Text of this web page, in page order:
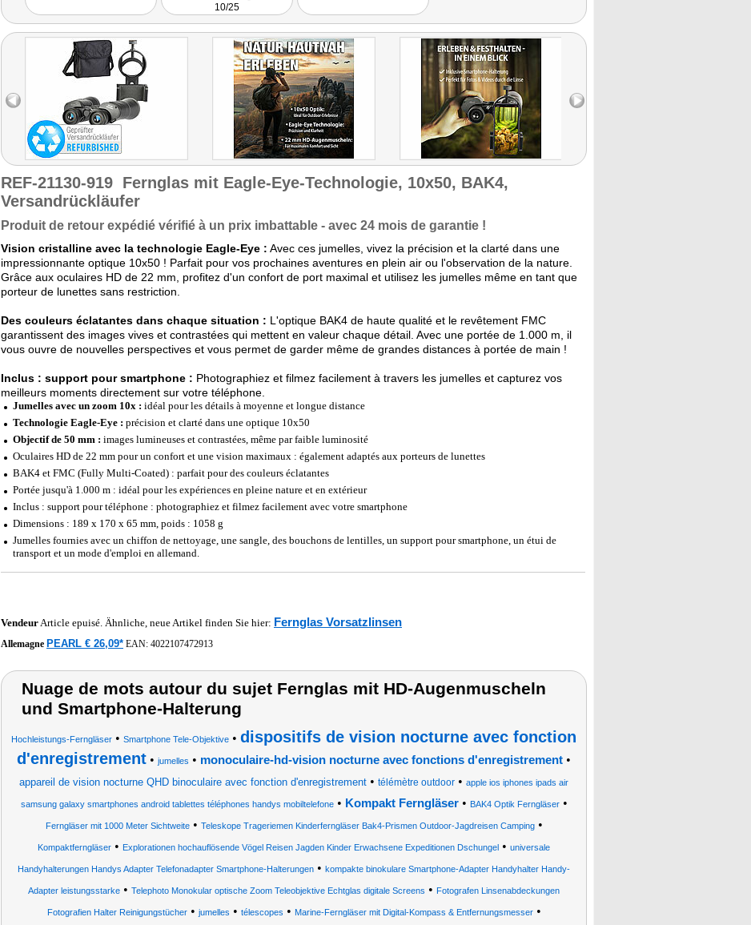
Schutzkappen, einer
Tasche und witzigem
Gadget."
10/25
REF-21130-919 Fernglas mit Eagle-Eye-Technologie, 10x50, BAK4,
Versandrückläufer
Produit de retour expédié vérifié à un prix imbattable - avec 24 mois de garantie !
Vision cristalline avec la technologie Eagle-Eye : Avec ces jumelles, vivez la précision et la clarté dans une
impressionnante optique 10x50 ! Parfait pour vos prochaines aventures en plein air ou l'observation de la nature.
Grâce aux oculaires HD de 22 mm, profitez d'un confort de port maximal et utilisez les jumelles même en tant que
porteur de lunettes sans restriction.
Des couleurs éclatantes dans chaque situation : L'optique BAK4 de haute qualité et le revêtement FMC
garantissent des images vives et contrastées qui mettent en valeur chaque détail. Avec une portée de 1.000 m, il
vous ouvre de nouvelles perspectives et vous permet de garder même de grandes distances à portée de main !
Inclus : support pour smartphone : Photographiez et filmez facilement à travers les jumelles et capturez vos
meilleurs moments directement sur votre téléphone.
Jumelles avec un zoom 10x : idéal pour les détails à moyenne et longue distance
Technologie Eagle-Eye : précision et clarté dans une optique 10x50
Objectif de 50 mm : images lumineuses et contrastées, même par faible luminosité
Oculaires HD de 22 mm pour un confort et une vision maximaux : également adaptés aux porteurs de lunettes
BAK4 et FMC (Fully Multi-Coated) : parfait pour des couleurs éclatantes
Portée jusqu'à 1.000 m : idéal pour les expériences en pleine nature et en extérieur
Inclus : support pour téléphone : photographiez et filmez facilement avec votre smartphone
Dimensions : 189 x 170 x 65 mm, poids : 1058 g
Jumelles fournies avec un chiffon de nettoyage, une sangle, des bouchons de lentilles, un support pour smartphone, un étui de
transport et un mode d'emploi en allemand.
VendeurArticle epuisé. Ähnliche, neue Artikel finden Sie hier: Fernglas Vorsatzlinsen
Allemagne PEARL € 26,09* EAN: 4022107472913
Nuage de mots autour du sujet Fernglas mit HD-Augenmuscheln
und Smartphone-Halterung
Hochleistungs-Ferngläser • Smartphone Tele-Objektive • dispositifs de vision nocturne avec fonction
d'enregistrement • jumelles • monoculaire-hd-vision nocturne avec fonctions d'enregistrement •
appareil de vision nocturne QHD binoculaire avec fonction d'enregistrement • télémètre outdoor • apple ios iphones ipads air
samsung galaxy smartphones android tablettes téléphones handys mobiltelefone• Kompakt Ferngläser• BAK4 Optik Ferngläser•
Ferngläser mit 1000 Meter Sichtweite• Teleskope Trageriemen Kinderferngläser Bak4-Prismen Outdoor-Jagdreisen Camping•
Kompaktferngläser • Explorationen hochauflösende Vögel Reisen Jagden Kinder Erwachsene Expeditionen Dschungel • universale
Handyhalterungen Handys Adapter Telefonadapter Smartphone-Halterungen • kompakte binokulare Smartphone-Adapter Handyhalter Handy-
Adapter leistungsstarke • Telephoto Monokular optische Zoom Teleobjektive Echtglas digitale Screens • Fotografen Linsenabdeckungen
Fotografien Halter Reinigungstücher• jumelles • télescopes • Marine-Ferngläser mit Digital-Kompass & Entfernungsmesser•